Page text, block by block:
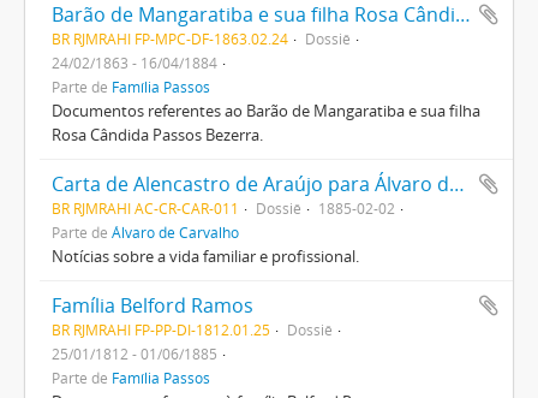
Barão de Mangaratiba e sua filha Rosa Cândida Passos Bezerra
BR RJMRAHI FP-MPC-DF-1863.02.24
Dossiê
24/02/1863 - 16/04/1884
Parte de Família Passos
Documentos referentes ao Barão de Mangaratiba e sua filha
Rosa Cândida Passos Bezerra.
Carta de Alencastro de Araújo para Álvaro de Carvalho
BR RJMRAHI AC-CR-CAR-011 Dossiê
1885-02-02
Parte de Álvaro de Carvalho
Notícias sobre a vida familiar e profissional.
Família Belford Ramos
BR RJMRAHI FP-PP-DI-1812.01.25
Dossiê
25/01/1812 - 01/06/1885
Parte de Família Passos